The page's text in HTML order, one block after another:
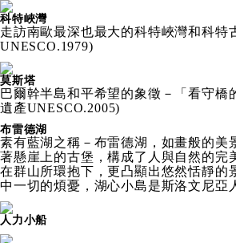
科特峽灣
走訪南歐最深也最大的科特峽灣和科特
UNESCO.1979)
莫斯塔
巴爾幹半島和平希望的象徵－「看守橋
遺產UNESCO.2005)
布雷德湖
素有藍湖之稱－布雷德湖，如畫般的美
著懸崖上的古堡，構成了人與自然的完
在群山所環抱下，更凸顯出悠然恬靜的
中一切的煩憂，湖心小島是斯洛文尼亞
人力小船